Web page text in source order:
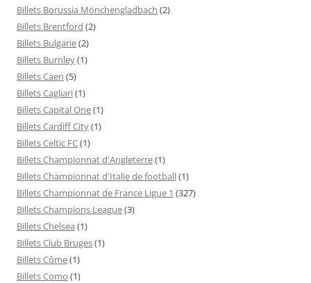
Billets Borussia Mönchengladbach (2)
Billets Brentford (2)
Billets Bulgarie(2)
Billets Burnley(1)
Billets Caen (5)
Billets Cagliari(1)
Billets Capital One(1)
Billets Cardiff City(1)
Billets Celtic FC(1)
Billets Championnat d'Angleterre(1)
Billets Championnat d'Italie de football(1)
Billets Championnat de France Ligue 1 (327)
Billets Champions League(3)
Billets Chelsea (1)
Billets Club Bruges(1)
Billets Côme(1)
Billets Como (1)